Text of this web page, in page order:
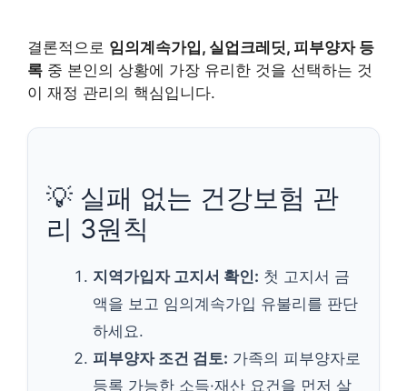
결론적으로 임의계속가입, 실업크레딧, 피부양자 등
록 중 본인의 상황에 가장 유리한 것을 선택하는 것
이 재정 관리의 핵심입니다.
💡 실패 없는 건강보험 관
리 3원칙
지역가입자 고지서 확인: 첫 고지서 금
액을 보고 임의계속가입 유불리를 판단
하세요.
피부양자 조건 검토: 가족의 피부양자로
등록 가능한 소득·재산 요건을 먼저 살